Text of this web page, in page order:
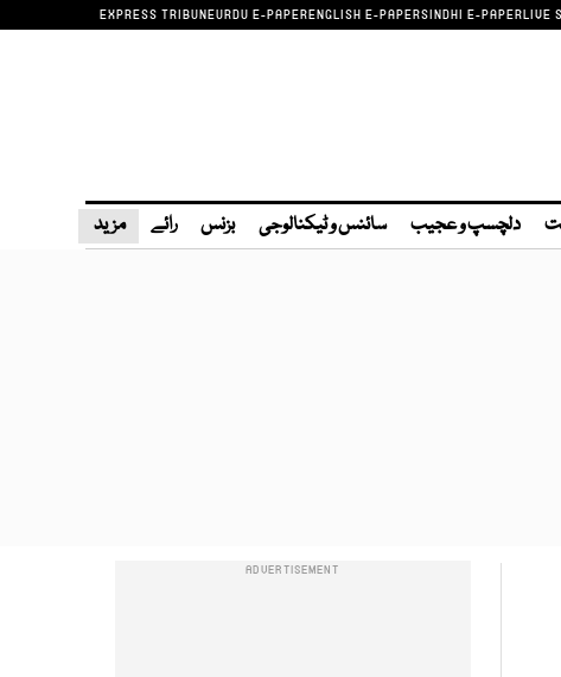
EXPRESS TRIBUNEURDU E-PAPERENGLISH E-PAPERSINDHI E-PAPERLIVE
دلچسپ و عجیب سائنس و ٹیکنالوجی بزنس رائے مزید